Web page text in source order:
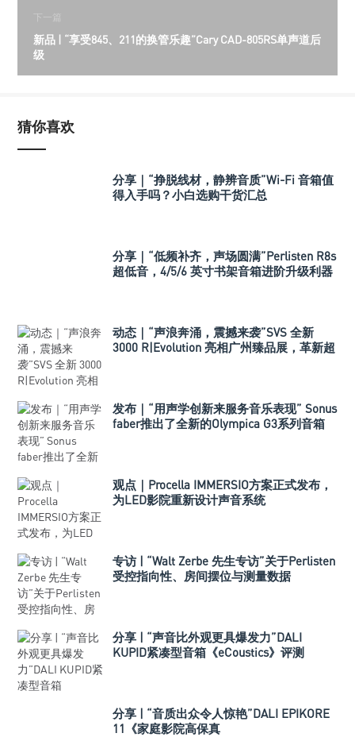
下一篇
新品 | “享受845、211的换管乐趣”Cary CAD-805RS单声道后
级
猜你喜欢
分享｜“挣脱线材，静辨音质”Wi-Fi 音箱值
得入手吗？小白选购干货汇总
分享｜“低频补齐，声场圆满”Perlisten R8s
超低音，4/5/6 英寸书架音箱进阶升级利器
动态｜“声浪奔涌，震撼来袭”SVS 全新
3000 R|Evolution 亮相广州臻品展，革新超
发布｜“用声学创新来服务音乐表现” Sonus
faber推出了全新的Olympica G3系列音箱
观点｜Procella IMMERSIO方案正式发布，
为LED影院重新设计声音系统
专访 | “Walt Zerbe 先生专访”关于Perlisten
受控指向性、房间摆位与测量数据
分享 | “声音比外观更具爆发力”DALI
KUPID紧凑型音箱《eCoustics》评测
分享 | “音质出众令人惊艳”DALI EPIKORE
11《家庭影院高保真